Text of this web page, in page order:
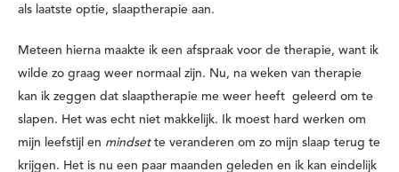
als laatste optie, slaaptherapie aan.
Meteen hierna maakte ik een afspraak voor de therapie, want ik
wilde zo graag weer normaal zijn. Nu, na weken van therapie
kan ik zeggen dat slaaptherapie me weer heeft geleerd om te
slapen. Het was echt niet makkelijk. Ik moest hard werken om
mijn leefstijl en mindsette veranderen om zo mijn slaap terug te
krijgen. Het is nu een paar maanden geleden en ik kan eindelijk